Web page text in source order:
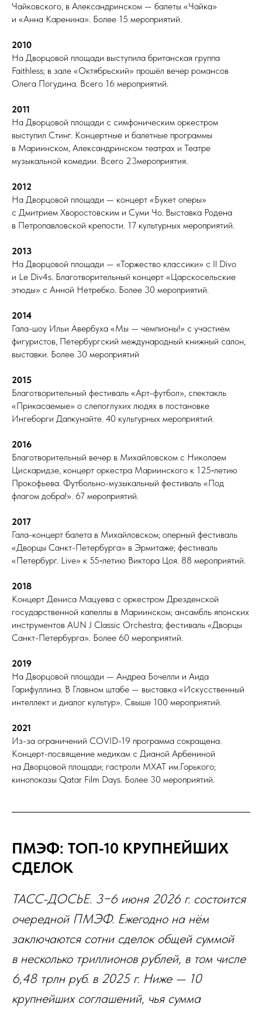
Чайковского, в Александринском — балеты «Чайка»
и «Анна Каренина». Более 15 мероприятий.
2010
На Дворцовой площади выступила британская группа
Faithless; в зале «Октябрьский» прошёл вечер романсов
Олега Погудина. Всего 16 мероприятий.
2011
На Дворцовой площади с симфоническим оркестром
выступил Стинг. Концертные и балетные программы
в Мариинском, Александринском театрах и Театре
музыкальной комедии. Всего 23мероприятия.
2012
На Дворцовой площади — концерт «Букет оперы»
с Дмитрием Хворостовским и Суми Чо. Выставка Родена
в Петропавловской крепости. 17 культурных мероприятий.
2013
На Дворцовой площади — «Торжество классики» с Il Divo
и Le Div4s. Благотворительный концерт «Царскосельские
этюды» с Анной Нетребко. Более 30 мероприятий.
2014
Гала-шоу Ильи Авербуха «Мы — чемпионы!» с участием
фигуристов, Петербургский международный книжный салон,
выставки. Более 30 мероприятий
2015
Благотворительный фестиваль «Арт-футбол», спектакль
«Прикасаемые» о слепоглухих людях в постановке
Ингеборги Дапкунайте. 40 культурных мероприятий.
2016
Благотворительный вечер в Михайловском с Николаем
Цискаридзе, концерт оркестра Мариинского к 125‑летию
Прокофьева. Футбольно-музыкальный фестиваль «Под
флагом добра!». 67 мероприятий.
2017
Гала-концерт балета в Михайловском; оперный фестиваль
«Дворцы Санкт-Петербурга» в Эрмитаже; фестиваль
«Петербург. Live» к 55‑летию Виктора Цоя. 88 мероприятий.
2018
Концерт Дениса Мацуева с оркестром Дрезденской
государственной капеллы в Мариинском; ансамбль японских
инструментов AUN J Classic Orchestra; фестиваль «Дворцы
Санкт-Петербурга». Более 60 мероприятий.
2019
На Дворцовой площади — Андреа Бочелли и Аида
Гарифуллина. В Главном штабе — выставка «Искусственный
интеллект и диалог культур». Свыше 100 мероприятий.
2021
Из-за ограничений COVID-19 программа сокращена.
Концерт-посвящение медикам с Дианой Арбениной
на Дворцовой площади; гастроли МХАТ им.Горького;
кинопоказы Qatar Film Days. Более 30 мероприятий.
ПМЭФ: ТОП‑10 КРУПНЕЙШИХ
СДЕЛОК
ТАСС-ДОСЬЕ. 3−6 июня 2026 г. состоится
очередной ПМЭФ. Ежегодно на нём
заключаются сотни сделок общей суммой
в несколько триллионов рублей, в том числе
6,48 трлн руб. в 2025 г. Ниже — 10
крупнейших соглашений, чья сумма